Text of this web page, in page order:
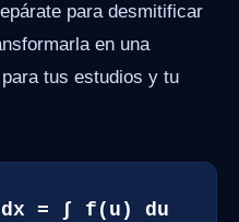
para desmitificar
en una
tus estudios y tu
= ∫ f(u) du